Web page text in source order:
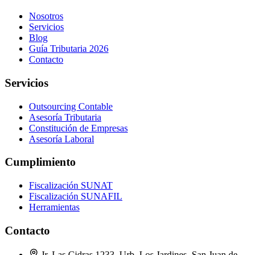
Nosotros
Servicios
Blog
Guía Tributaria 2026
Contacto
Servicios
Outsourcing Contable
Asesoría Tributaria
Constitución de Empresas
Asesoría Laboral
Cumplimiento
Fiscalización SUNAT
Fiscalización SUNAFIL
Herramientas
Contacto